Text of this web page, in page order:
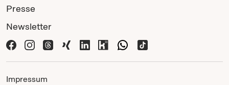
Presse
Newsletter
Impressum